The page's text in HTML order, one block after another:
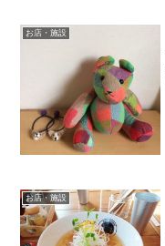
お店・施設
お店・施設